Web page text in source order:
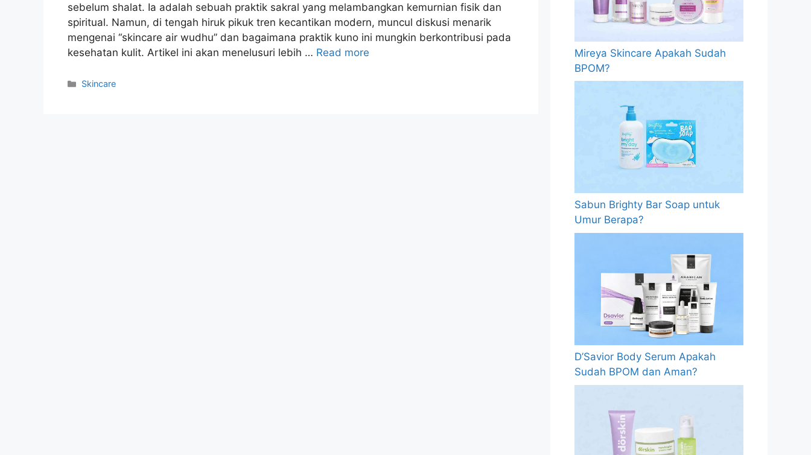
sebelum shalat. Ia adalah sebuah praktik sakral yang melambangkan kemurnian fisik dan
spiritual. Namun, di tengah hiruk pikuk tren kecantikan modern, muncul diskusi menarik
mengenai “skincare air wudhu” dan bagaimana praktik kuno ini mungkin berkontribusi pada
kesehatan kulit. Artikel ini akan menelusuri lebih … Read more
Kategori
Skincare
Mireya Skincare Apakah Sudah
BPOM?
Sabun Brighty Bar Soap untuk
Umur Berapa?
D’Savior Body Serum Apakah
Sudah BPOM dan Aman?